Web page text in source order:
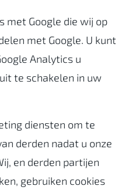
met Google die wij op
met Google. U kunt
Analytics u
te schakelen in uw
diensten om te
derden nadat u onze
en derden partijen
gebruiken cookies